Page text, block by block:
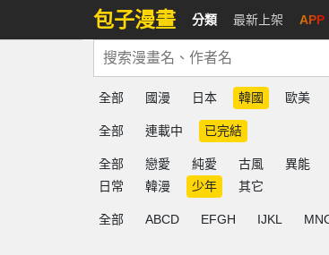
包子漫畫 分類 最新上架 APP
全部 國漫 日本 韓國 歐美
全部 連載中 已完結
全部 戀愛 純愛 古風 異能
日常
韓漫 少年 其它
全部 ABCD EFGH IJKL